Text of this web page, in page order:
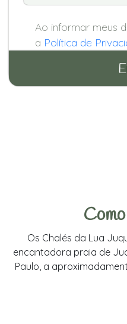
Ao informar meus
a Política de
Os Chalés da Lua
encantadora praia de
Paulo, a